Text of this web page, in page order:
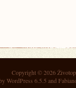
Copyright © 2026
WordPress 6.5.5 and